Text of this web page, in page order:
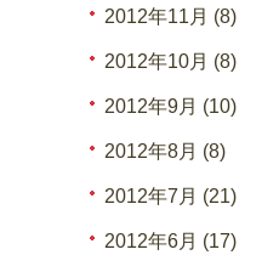
2012年11月 (8)
2012年10月 (8)
2012年9月 (10)
2012年8月 (8)
2012年7月 (21)
2012年6月 (17)